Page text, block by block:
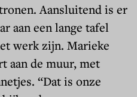
Aansluitend is er
aan een lange tafel
werk zijn. Marieke
aan de muur, met
“Dat is onze